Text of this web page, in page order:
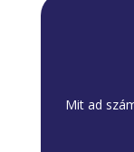
Mit ad